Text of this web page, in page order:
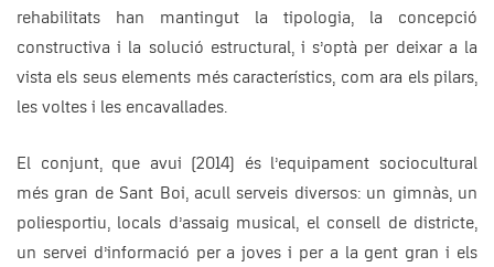
rehabilitats han mantingut la tipologia, la concepció
constructiva i la solució estructural, i s’optà per deixar a la
vista els seus elements més característics, com ara els pilars,
les voltes i les encavallades.
El conjunt, que avui (2014) és l’equipament sociocultural
més gran de Sant Boi, acull serveis diversos: un gimnàs, un
poliesportiu, locals d’assaig musical, el consell de districte,
un servei d’informació per a joves i per a la gent gran i els